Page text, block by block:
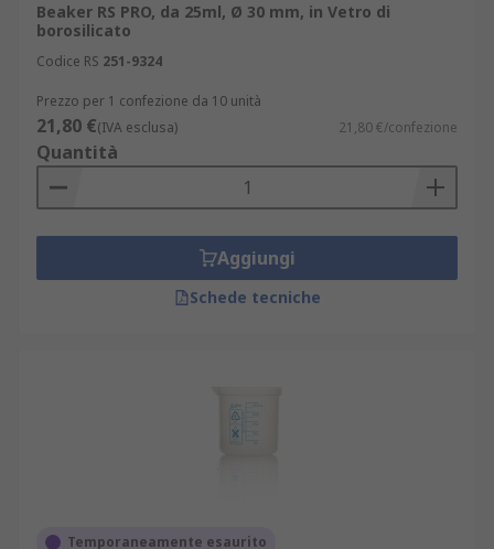
Beaker RS PRO, da 25ml, Ø 30 mm, in Vetro di
borosilicato
Codice RS 251-9324
Prezzo per 1 confezione da 10 unità
21,80 €(IVA esclusa) 21,80 €/confezione
Quantità
Aggiungi
Schede tecniche
Temporaneamente esaurito